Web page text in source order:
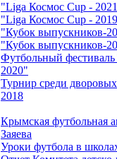
"Liga Космос Cup -
"Liga Космос Cup -
"Кубок выпускников-
"Кубок выпускников-
Футбольный
2020"
Турнир среди
2018
Крымская футбольная
Заяева
Уроки футбола в